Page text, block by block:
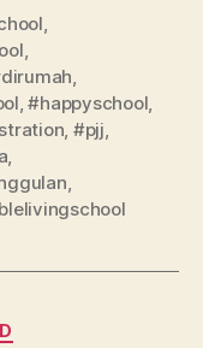
,
,
,
,#happyschool,
, #pjj,
,
,